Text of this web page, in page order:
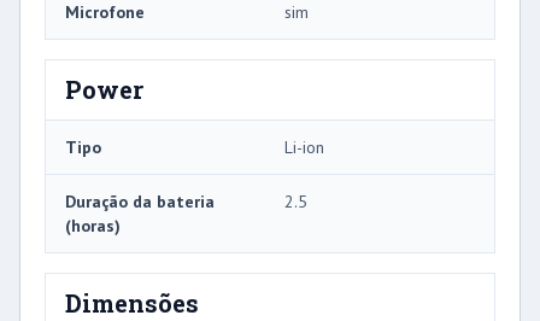
Microfone sim
Power
Tipo Li-ion
Duração da bateria
(horas)
2.5
Dimensões